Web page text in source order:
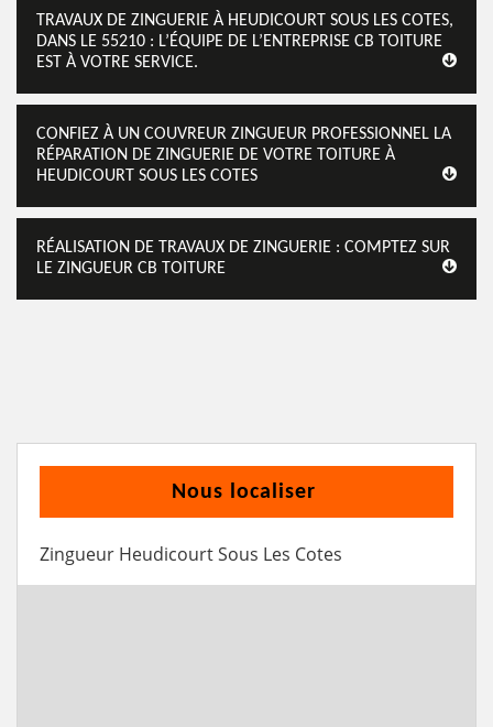
TRAVAUX DE ZINGUERIE À HEUDICOURT SOUS LES COTES,
DANS LE 55210 : L’ÉQUIPE DE L’ENTREPRISE CB TOITURE
EST À VOTRE SERVICE.
CONFIEZ À UN COUVREUR ZINGUEUR PROFESSIONNEL LA
RÉPARATION DE ZINGUERIE DE VOTRE TOITURE À
HEUDICOURT SOUS LES COTES
RÉALISATION DE TRAVAUX DE ZINGUERIE : COMPTEZ SUR
LE ZINGUEUR CB TOITURE
Nous localiser
Zingueur Heudicourt Sous Les Cotes